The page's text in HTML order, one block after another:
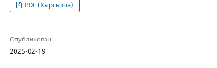
PDF (Кыргызча)
Опубликован
2025-02-19